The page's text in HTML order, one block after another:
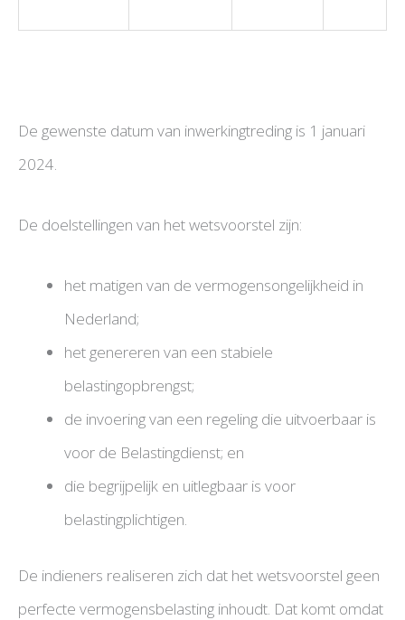
De gewenste datum van inwerkingtreding is 1 januari
2024.
De doelstellingen van het wetsvoorstel zijn:
het matigen van de vermogensongelijkheid in
Nederland;
het genereren van een stabiele
belastingopbrengst;
de invoering van een regeling die uitvoerbaar is
voor de Belastingdienst; en
die begrijpelijk en uitlegbaar is voor
belastingplichtigen.
De indieners realiseren zich dat het wetsvoorstel geen
perfecte vermogensbelasting inhoudt. Dat komt omdat